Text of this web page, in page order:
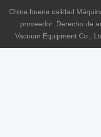
China buena calidad
proveedor. Derecho de
Vacuum Equipment Co.,